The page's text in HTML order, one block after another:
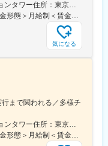
＜勤務地詳細＞虎ノ門ヒルズステーションタワー住所：東京都港区虎ノ門２丁目６－１ 虎ノ門ヒルズ ステーションタワー 受動喫煙対策：敷地内喫煙可能場所あり変更の範囲：会社の定める事業所
＜予定年収＞590万円～1,000万円＜賃金形態＞月給制＜賃金内訳＞月額（基本給）：279,000円～534,000円＜月給＞279,000円～534,000円＜昇給有無＞有＜残業手当＞有＜給与補足＞※上記年収はあくまでも目安の金額であり、選考を通じて経験、能力等を考慮し同社規定により決定します。■賞与あり（年2回）■昇給・昇格あり（年1回）■職位：一般職～主任職賃金はあくまでも目安の金額であり、選考を通じて上下する可能性があります。月給(月額)は固定手当を含めた表記です。
気になる
まで関われる／多様チ
＜勤務地詳細＞虎ノ門ヒルズステーションタワー住所：東京都港区虎ノ門２丁目６－１ 虎ノ門ヒルズ ステーションタワー 受動喫煙対策：敷地内喫煙可能場所あり変更の範囲：会社の定める事業所
＜予定年収＞590万円～1,000万円＜賃金形態＞月給制＜賃金内訳＞月額（基本給）：279,000円～534,000円＜月給＞279,000円～534,000円＜昇給有無＞有＜残業手当＞有＜給与補足＞※年収はご経験やスキルを考慮し決定いたします。■賞与：年2回■昇給：年1回■職位：一般職～主任職賃金はあくまでも目安の金額であり、選考を通じて上下する可能性があります。月給(月額)は固定手当を含めた表記です。